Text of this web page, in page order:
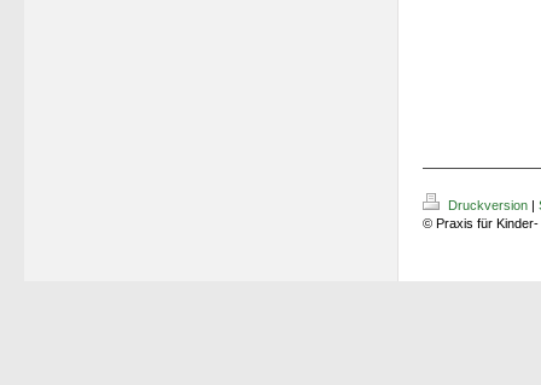
Druckversion
© Praxis für Kinder-